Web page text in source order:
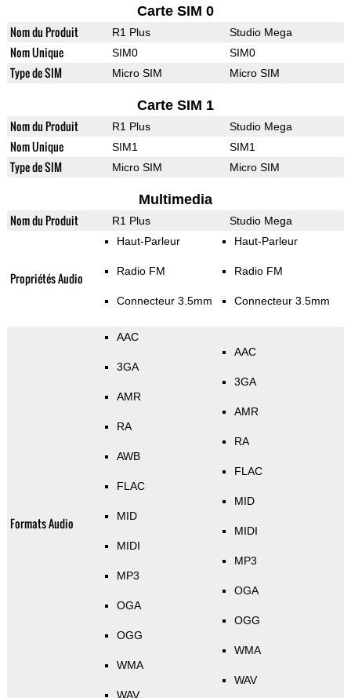
Carte SIM 0
Nom du Produit R1 Plus Studio Mega
Nom Unique SIM0 SIM0
Type de SIM Micro SIM Micro SIM
Carte SIM 1
Nom du Produit R1 Plus Studio Mega
Nom Unique SIM1 SIM1
Type de SIM Micro SIM Micro SIM
Multimedia
Nom du Produit R1 Plus Studio Mega
Propriétés Audio
Haut-Parleur
Radio FM
Connecteur 3.5mm
Haut-Parleur
Radio FM
Connecteur 3.5mm
Formats Audio
AAC
3GA
AMR
RA
AWB
FLAC
MID
MIDI
MP3
OGA
OGG
WMA
WAV
AAC
3GA
AMR
RA
FLAC
MID
MIDI
MP3
OGA
OGG
WMA
WAV